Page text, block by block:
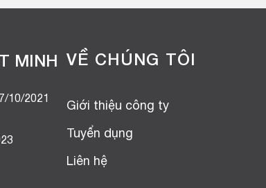
MINH
10/2021
VỀ CHÚNG TÔI
Giới thiệu công ty
Tuyển dụng
Liên hệ